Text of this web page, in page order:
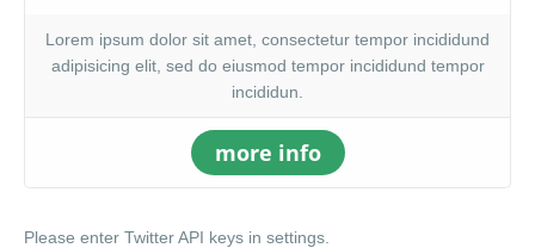
Lorem ipsum dolor sit amet, consectetur tempor incididund
adipisicing elit, sed do eiusmod tempor incididund tempor
incididun.
more info
Please enter Twitter API keys in settings.